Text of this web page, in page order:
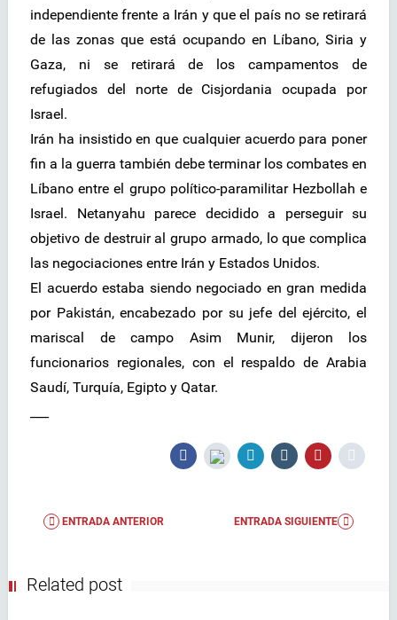
independiente frente a Irán y que el país no se retirará
de las zonas que está ocupando en Líbano, Siria y
Gaza, ni se retirará de los campamentos de
refugiados del norte de Cisjordania ocupada por
Israel.
Irán ha insistido en que cualquier acuerdo para poner
fin a la guerra también debe terminar los combates en
Líbano entre el grupo político-paramilitar Hezbollah e
Israel. Netanyahu parece decidido a perseguir su
objetivo de destruir al grupo armado, lo que complica
las negociaciones entre Irán y Estados Unidos.
El acuerdo estaba siendo negociado en gran medida
por Pakistán, encabezado por su jefe del ejército, el
mariscal de campo Asim Munir, dijeron los
funcionarios regionales, con el respaldo de Arabia
Saudí, Turquía, Egipto y Qatar.
ENTRADA ANTERIOR ENTRADA SIGUIENTE
Related post